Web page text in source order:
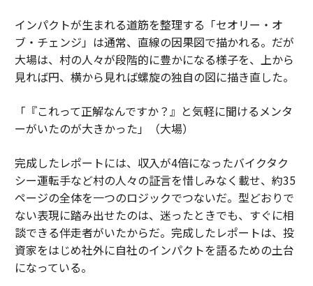
インパクトが生まれる道筋を整理する「セオリー・オ
ブ・チェンジ」は通常、直線の因果図で描かれる。だが
大場は、村の人々が段階的に豊かになる様子を、上から
見れば円、横から見れば螺旋の独自の図に描き直した。
「『これって正解なんですか？』と気軽に聞けるメンタ
ーがいたのが大きかった」（大場）
完成したレポートには、収入が4倍になったバイクタク
シー運転手など村の人々の証言を惜しみなく載せ、約35
ページの全体を一つのロジックでつないだ。型どおりで
ない表現に踏み出せたのは、迷ったときでも、すぐに相
談できる伴走者がいたからだ。完成したレポートは、投
資家をはじめ社外に自社のインパクトを語るための土台
になっている。